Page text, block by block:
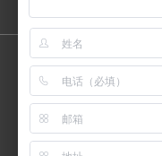
首页幻灯
友情链接：
Copyright ©